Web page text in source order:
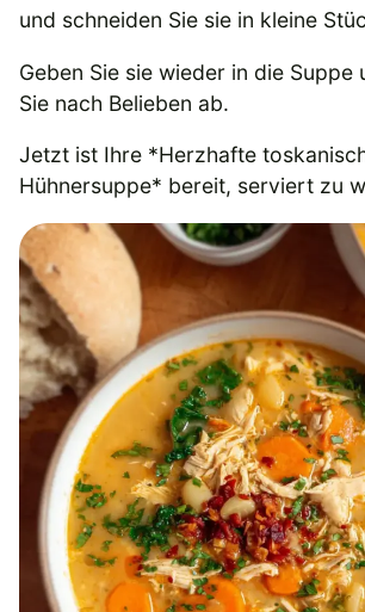
und schneiden Sie sie in kleine
Geben Sie sie wieder in die Suppe
Sie nach Belieben ab.
Jetzt ist Ihre *Herzhafte
Hühnersuppe* bereit, serviert zu